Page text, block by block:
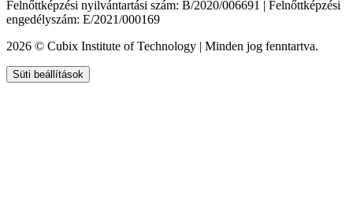
Felnőttképzési nyilvántartási szám: B/2020/006691 | Felnőttképzési
engedélyszám: E/2021/000169
2026 © Cubix Institute of Technology | Minden jog fenntartva.
Süti beállítások